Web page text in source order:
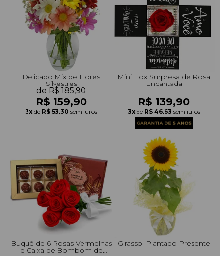
Delicado Mix de Flores
Silvestres
de R$ 185,90
R$ 159,90
3x de R$ 53,30 sem juros
Mini Box Surpresa de Rosa
Encantada
R$ 139,90
3x de R$ 46,63 sem juros
Buquê de 6 Rosas Vermelhas
e Caixa de Bombom de
Girassol Plantado Presente